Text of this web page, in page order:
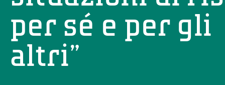
per sé e per gli
altri”